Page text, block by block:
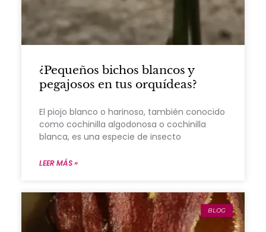
¿Pequeños bichos blancos y
pegajosos en tus orquídeas?
El piojo blanco o harinoso, también conocido
como cochinilla algodonosa o cochinilla
blanca, es una especie de insecto
LEER MÁS »
BLOG